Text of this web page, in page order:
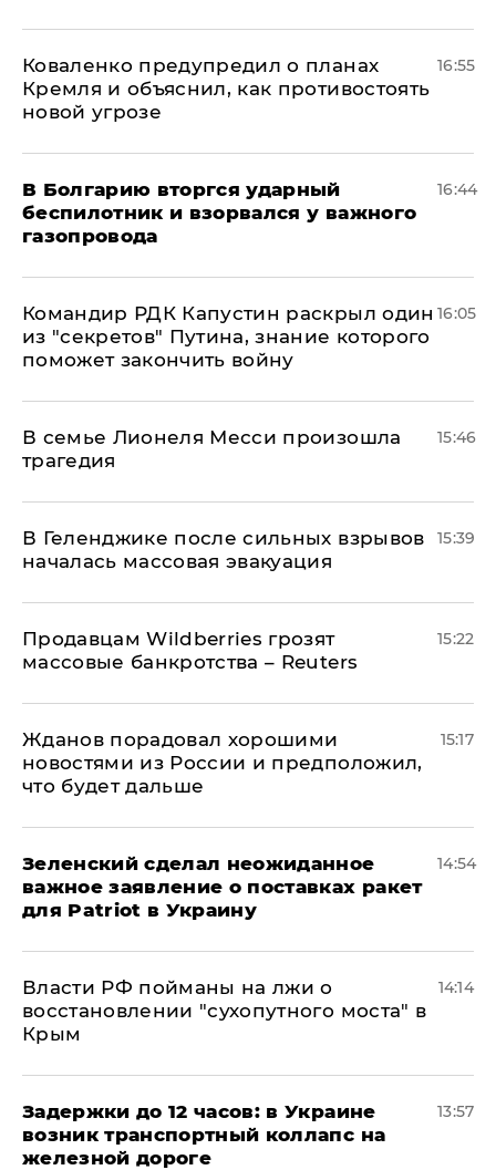
Коваленко предупредил о планах
Кремля и объяснил, как противостоять
новой угрозе
16:55
В Болгарию вторгся ударный
беспилотник и взорвался у важного
газопровода
16:44
Командир РДК Капустин раскрыл один
из "секретов" Путина, знание которого
поможет закончить войну
16:05
В семье Лионеля Месси произошла
трагедия
15:46
В Геленджике после сильных взрывов
началась массовая эвакуация
15:39
Продавцам Wildberries грозят
массовые банкротства – Reuters
15:22
Жданов порадовал хорошими
новостями из России и предположил,
что будет дальше
15:17
Зеленский сделал неожиданное
важное заявление о поставках ракет
для Patriot в Украину
14:54
Власти РФ пойманы на лжи о
восстановлении "сухопутного моста" в
Крым
14:14
Задержки до 12 часов: в Украине
возник транспортный коллапс на
железной дороге
13:57